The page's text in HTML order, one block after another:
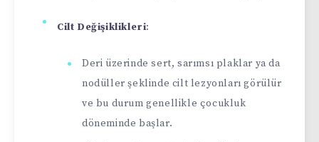
Cilt Değişiklikleri:
Deri üzerinde sert, sarımsı plaklar ya da
nodüller şeklinde cilt lezyonları görülür
ve bu durum genellikle çocukluk
döneminde başlar.